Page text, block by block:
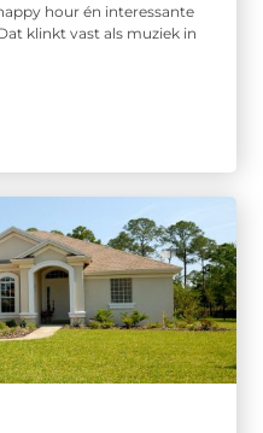
hour én interessante
klinkt vast als muziek in